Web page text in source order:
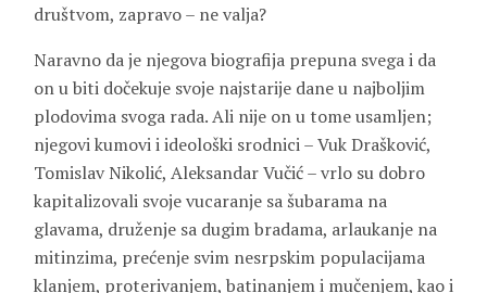
društvom, zapravo – ne valja?
Naravno da je njegova biografija prepuna svega i da
on u biti dočekuje svoje najstarije dane u najboljim
plodovima svoga rada. Ali nije on u tome usamljen;
njegovi kumovi i ideološki srodnici – Vuk Drašković,
Tomislav Nikolić, Aleksandar Vučić – vrlo su dobro
kapitalizovali svoje vucaranje sa šubarama na
glavama, druženje sa dugim bradama, arlaukanje na
mitinzima, prećenje svim nesrpskim populacijama
klanjem, proterivanjem, batinanjem i mučenjem, kao i